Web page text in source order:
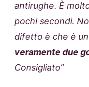
antirughe. È
pochi secondi.
difetto è che è
veramente due
Consigliato”